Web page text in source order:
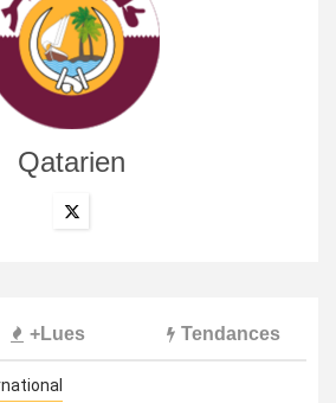
Qatarien
+Lues Tendances